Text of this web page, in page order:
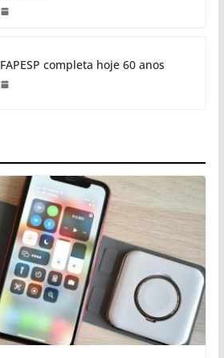
FAPESP completa hoje 60 anos